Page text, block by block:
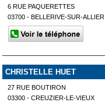
6 RUE PAQUERETTES
03700 - BELLERIVE-SUR-ALLIER
CHRISTELLE HUET
27 RUE BOUTIRON
03300 - CREUZIER-LE-VIEUX